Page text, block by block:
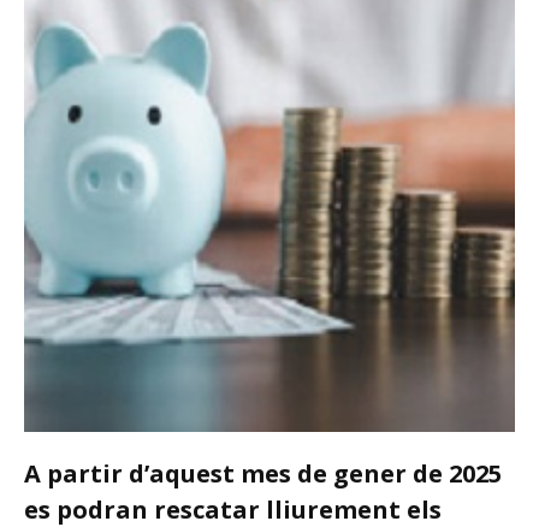
A partir d’aquest mes de gener de 2025
es podran rescatar lliurement els